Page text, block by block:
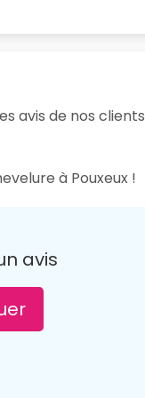
avis de nos clients
à Pouxeux !
avis